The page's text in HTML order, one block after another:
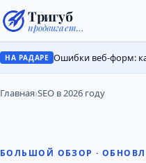
Тригуб
продвигает…
НА РАДАРЕ
Главная›SEO в 2026 году
БОЛЬШОЙ ОБЗОР ·